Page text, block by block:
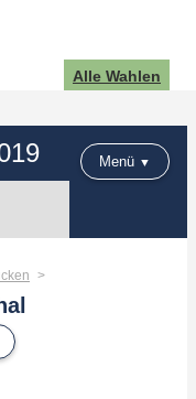
Alle Wahlen
Menü